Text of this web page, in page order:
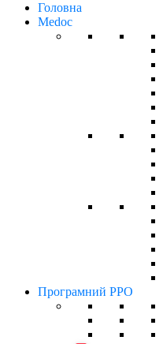
Головна
Medoc
Програмний РРО